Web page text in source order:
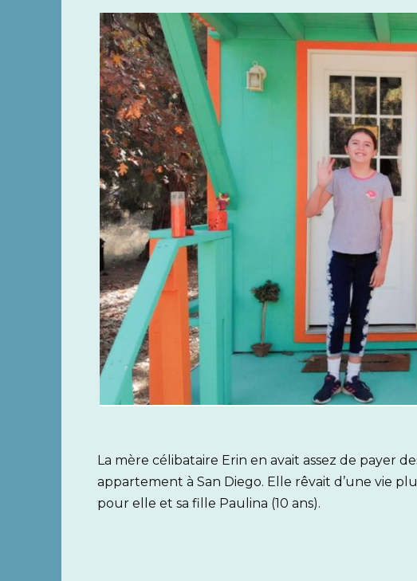
La mère célibataire Erin en avait assez de payer
appartement à San Diego. Elle rêvait d’une vie
pour elle et sa fille Paulina (10 ans).